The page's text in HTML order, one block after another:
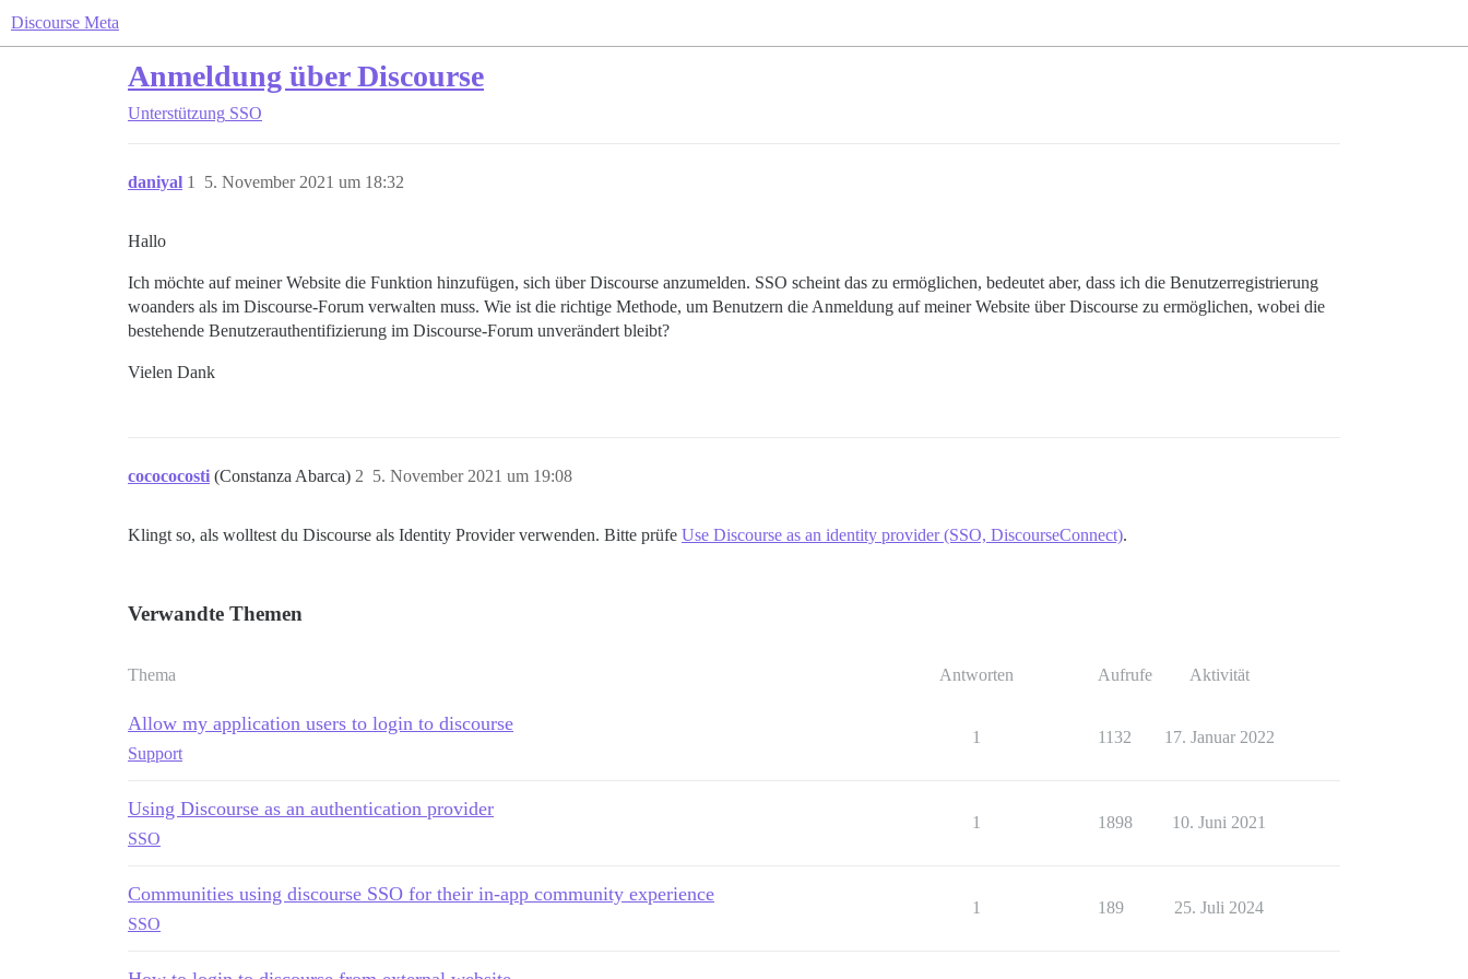
Discourse Meta
Anmeldung über Discourse
Unterstützung SSO
daniyal 5. November 2021 um 18:32
1
Hallo
Ich möchte auf meiner Website die Funktion hinzufügen, sich über Discourse anzumelden. SSO scheint das zu ermöglichen, bedeutet aber, dass ich die Benutzerregistrierung
woanders als im Discourse-Forum verwalten muss. Wie ist die richtige Methode, um Benutzern die Anmeldung auf meiner Website über Discourse zu ermöglichen, wobei die
bestehende Benutzerauthentifizierung im Discourse-Forum unverändert bleibt?
Vielen Dank
cocococosti (Constanza Abarca) 5. November 2021 um 19:08
2
Klingt so, als wolltest du Discourse als Identity Provider verwenden. Bitte prüfe Use Discourse as an identity provider (SSO, DiscourseConnect).
Verwandte Themen
Thema Antworten Aufrufe Aktivität
Allow my application users to login to discourse
Support
1 1132 17. Januar 2022
Using Discourse as an authentication provider
SSO
1 1898 10. Juni 2021
Communities using discourse SSO for their in-app community experience
SSO
1 189 25. Juli 2024